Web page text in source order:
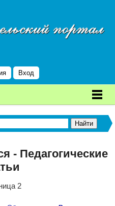
Вход
- Педагогические
2